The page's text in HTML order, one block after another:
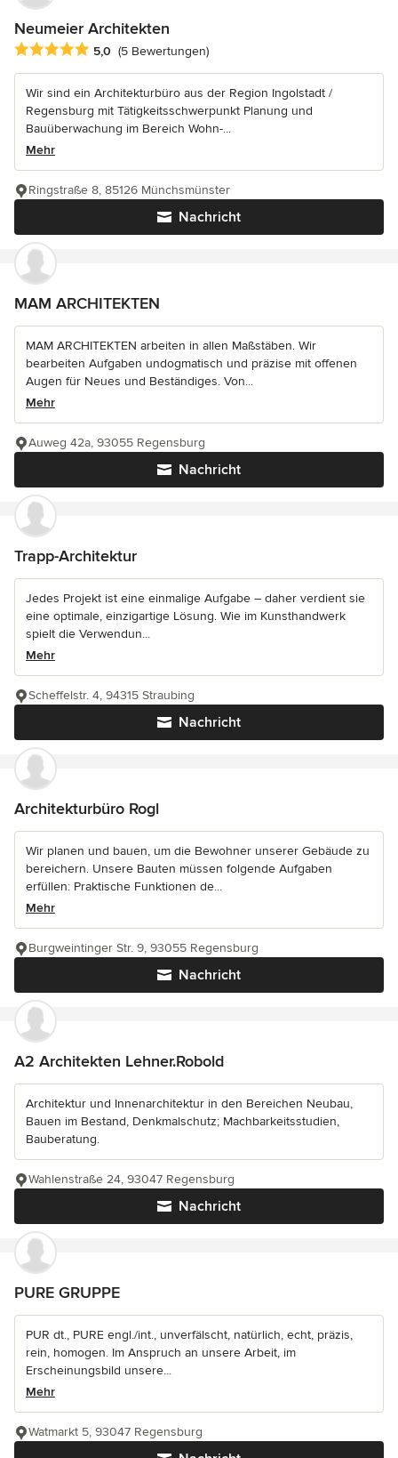
Neumeier Architekten
Durchschnittliche Bewertung: 5 von 5 Sternen
5,0 (5 Bewertungen)
Wir sind ein Architekturbüro aus der Region Ingolstadt /
Regensburg mit Tätigkeitsschwerpunkt Planung und
Bauüberwachung im Bereich Wohn-...
Mehr
Nachricht
Ringstraße 8, 85126 Münchsmünster
MAM ARCHITEKTEN
MAM ARCHITEKTEN arbeiten in allen Maßstäben. Wir
bearbeiten Aufgaben undogmatisch und präzise mit offenen
Augen für Neues und Beständiges. Von...
Mehr
Nachricht
Auweg 42a, 93055 Regensburg
Trapp-Architektur
Jedes Projekt ist eine einmalige Aufgabe – daher verdient sie
eine optimale, einzigartige Lösung. Wie im Kunsthandwerk
spielt die Verwendun...
Mehr
Nachricht
Scheffelstr. 4, 94315 Straubing
Architekturbüro Rogl
Wir planen und bauen, um die Bewohner unserer Gebäude zu
bereichern. Unsere Bauten müssen folgende Aufgaben
erfüllen: Praktische Funktionen de...
Mehr
Nachricht
Burgweintinger Str. 9, 93055 Regensburg
A2 Architekten Lehner.Robold
Architektur und Innenarchitektur in den Bereichen Neubau,
Bauen im Bestand, Denkmalschutz; Machbarkeitsstudien,
Bauberatung.
Nachricht
Wahlenstraße 24, 93047 Regensburg
PURE GRUPPE
PUR dt., PURE engl./int., unverfälscht, natürlich, echt, präzis,
rein, homogen. Im Anspruch an unsere Arbeit, im
Erscheinungsbild unsere...
Mehr
Watmarkt 5, 93047 Regensburg